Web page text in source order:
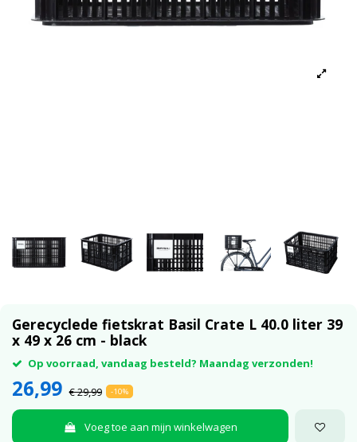
Gerecyclede fietskrat Basil Crate L 40.0 liter 39
x 49 x 26 cm - black
Op voorraad, vandaag besteld? Maandag verzonden!
26,99 € 29,99 -10%
Voeg toe aan mijn winkelwagen